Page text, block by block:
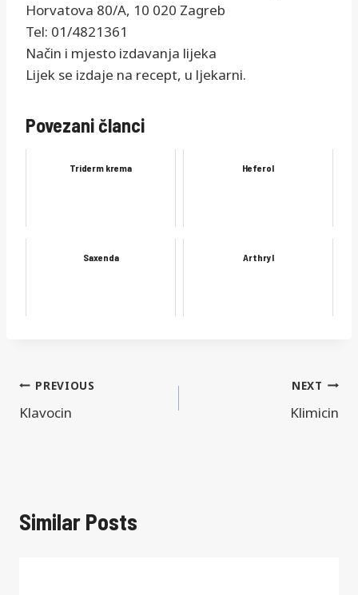
Horvatova 80/A, 10 020 Zagreb
Tel: 01/4821361
Način i mjesto izdavanja lijeka
Lijek se izdaje na recept, u ljekarni.
Povezani članci
Triderm krema Heferol
Saxenda Arthryl
Navigacija
objava
PREVIOUS
Klavocin
NEXT
Klimicin
Similar Posts